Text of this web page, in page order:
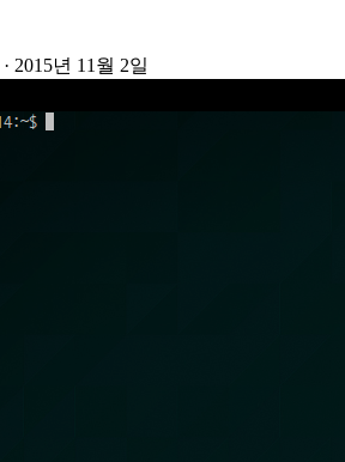
· 2015년 11월 2일